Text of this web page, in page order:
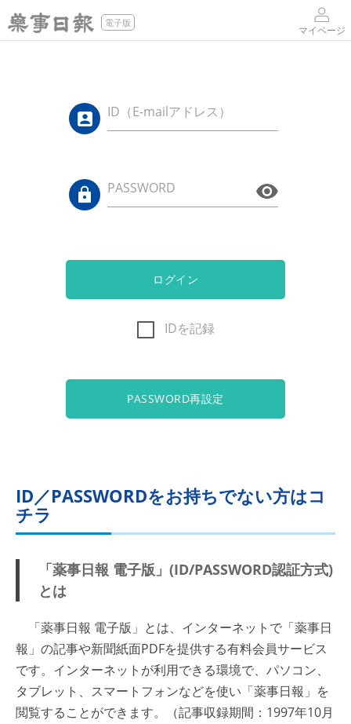
電子版
マイページ
ID（E-mailアドレス）
PASSWORD
ログイン
IDを記録
PASSWORD再設定
ID／PASSWORDをお持ちでない方はコ
チラ
「薬事日報 電子版」(ID/PASSWORD認証方式)
とは
「薬事日報 電子版」とは、インターネットで「薬事日
報」の記事や新聞紙面PDFを提供する有料会員サービス
です。インターネットが利用できる環境で、パソコン、
タブレット、スマートフォンなどを使い「薬事日報」を
閲覧することができます。（記事収録期間：1997年10月